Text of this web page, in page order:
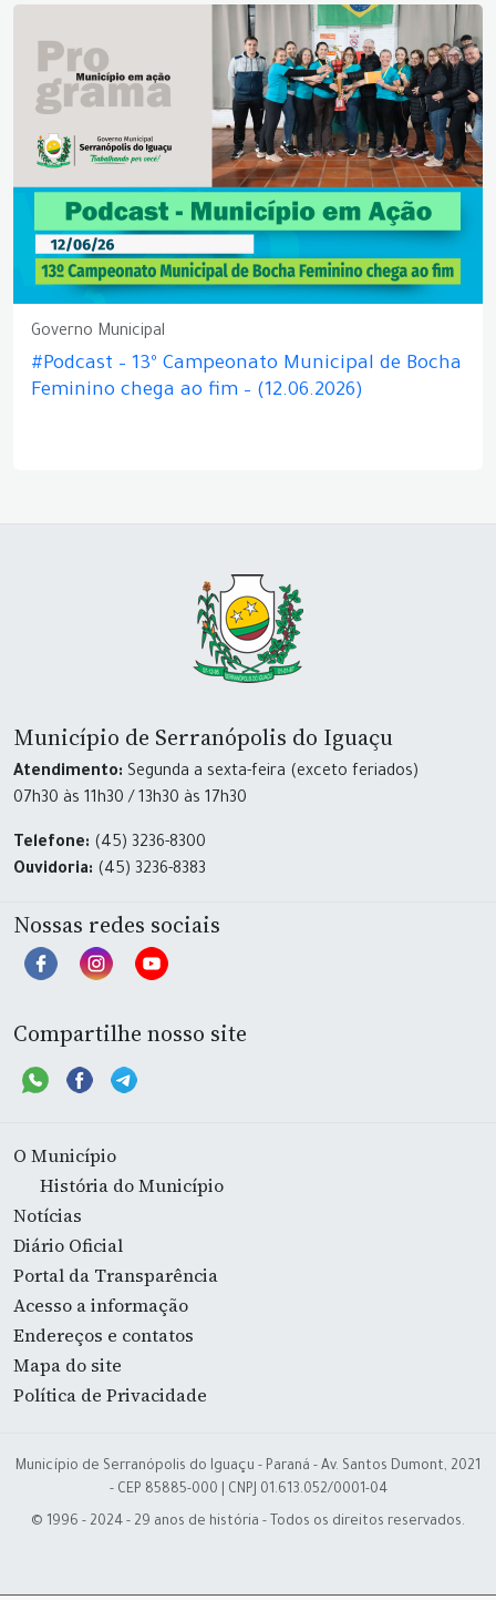
Governo Municipal
#Podcast – 13º Campeonato Municipal de Bocha
Feminino chega ao fim – (12.06.2026)
Município de Serranópolis do Iguaçu
Atendimento: Segunda a sexta-feira (exceto feriados)
07h30 às 11h30 / 13h30 às 17h30
Telefone: (45) 3236-8300
Ouvidoria: (45) 3236-8383
Nossas redes sociais
Compartilhe nosso site
O Município
História do Município
Notícias
Diário Oficial
Portal da Transparência
Acesso a informação
Endereços e contatos
Mapa do site
Política de Privacidade
Município de Serranópolis do Iguaçu - Paraná - Av. Santos Dumont, 2021
- CEP 85885-000 | CNPJ 01.613.052/0001-04
© 1996 - 2024 - 29 anos de história - Todos os direitos reservados.